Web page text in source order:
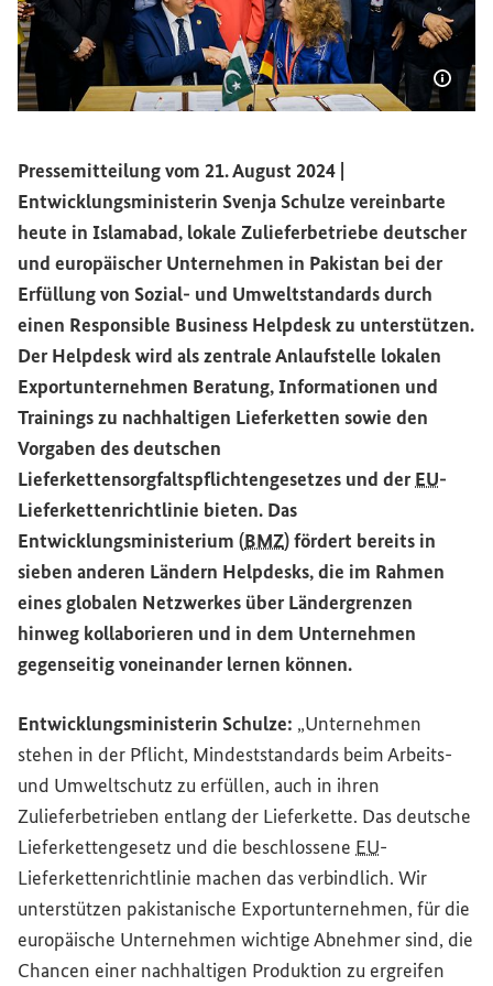
Pressemitteilung vom 21. August 2024 |
Entwicklungsministerin Svenja Schulze vereinbarte
heute in Islamabad, lokale Zulieferbetriebe deutscher
und europäischer Unternehmen in Pakistan bei der
Erfüllung von Sozial- und Umweltstandards durch
einen Responsible Business Helpdeskzu unterstützen.
DerHelpdeskwird als zentrale Anlaufstelle lokalen
Exportunternehmen Beratung, Informationen und
Trainings zu nachhaltigen Lieferketten sowie den
Vorgaben des deutschen
Lieferkettensorgfaltspflichtengesetzes und derEU-
Lieferkettenrichtlinie bieten. Das
Entwicklungsministerium (BMZ) fördert bereits in
sieben anderen Ländern Helpdesks, die im Rahmen
eines globalen Netzwerkes über Ländergrenzen
hinweg kollaborieren und in dem Unternehmen
gegenseitig voneinander lernen können.
Entwicklungsministerin Schulze: „Unternehmen
stehen in der Pflicht, Mindeststandards beim Arbeits-
und Umweltschutz zu erfüllen, auch in ihren
Zulieferbetrieben entlang der Lieferkette. Das deutsche
Lieferkettengesetz und die beschlossene EU-
Lieferkettenrichtlinie machen das verbindlich. Wir
unterstützen pakistanische Exportunternehmen, für die
europäische Unternehmen wichtige Abnehmer sind, die
Chancen einer nachhaltigen Produktion zu ergreifen